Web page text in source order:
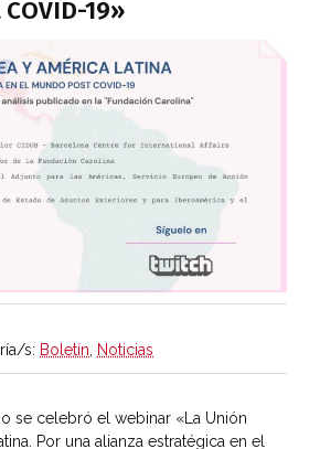
19»
s: Boletín, Noticias
se celebró el webinar «La Unión
Por una alianza estratégica en el